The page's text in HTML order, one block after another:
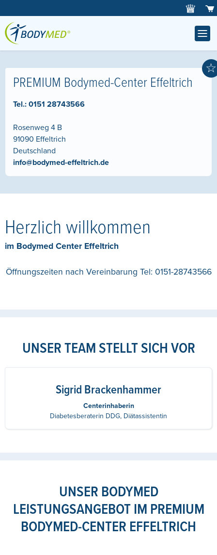
☆
PREMIUM Bodymed-Center Effeltrich
Tel.:0151 28743566
Rosenweg 4 B
91090 Effeltrich
Deutschland
info@bodymed-effeltrich.de
Herzlich willkommen
im Bodymed Center Effeltrich
Öffnungszeiten nach Vereinbarung Tel: 0151-28743566
UNSER TEAM STELLT SICH VOR
Sigrid Brackenhammer
Centerinhaberin
Diabetesberaterin DDG, Diätassistentin
UNSER BODYMED
LEISTUNGSANGEBOT IM PREMIUM
BODYMED-CENTER EFFELTRICH